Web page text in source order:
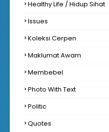
Healthy Life / Hidup Sihat
Issues
Koleksi Cerpen
Maklumat Awam
Membebel
Photo With Text
Politic
Quotes